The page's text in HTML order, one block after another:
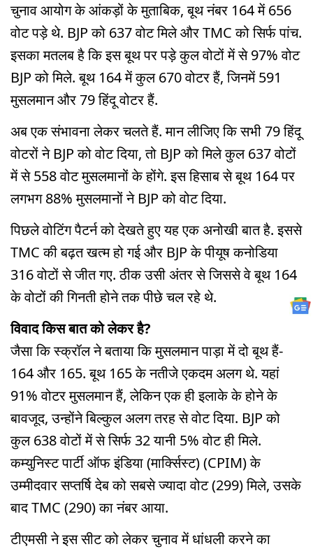
चुनाव आयोग के आंकड़ों के मुताबिक, बूथ नंबर 164 में 656
वोट पड़े थे. BJP को 637 वोट मिले और TMC को सिर्फ पांच.
इसका मतलब है कि इस बूथ पर पड़े कुल वोटों में से 97% वोट
BJP को मिले. बूथ 164 में कुल 670 वोटर हैं, जिनमें 591
मुसलमान और 79 हिंदू वोटर हैं.
अब एक संभावना लेकर चलते हैं. मान लीजिए कि सभी 79 हिंदू
वोटरों ने BJP को वोट दिया, तो BJP को मिले कुल 637 वोटों
में से 558 वोट मुसलमानों के होंगे. इस हिसाब से बूथ 164 पर
लगभग 88% मुसलमानों ने BJP को वोट दिया.
पिछले वोटिंग पैटर्न को देखते हुए यह एक अनोखी बात है. इससे
TMC की बढ़त खत्म हो गई और BJP के पीयूष कनोडिया
316 वोटों से जीत गए. ठीक उसी अंतर से जिससे वे बूथ 164
के वोटों की गिनती होने तक पीछे चल रहे थे.
विवाद किस बात को लेकर है?
जैसा कि स्क्रॉल ने बताया कि मुसलमान पाड़ा में दो बूथ हैं-
164 और 165. बूथ 165 के नतीजे एकदम अलग थे. यहां
91% वोटर मुसलमान हैं, लेकिन एक ही इलाके के होने के
बावजूद, उन्होंने बिल्कुल अलग तरह से वोट दिया. BJP को
कुल 638 वोटों में से सिर्फ 32 यानी 5% वोट ही मिले.
कम्युनिस्ट पार्टी ऑफ इंडिया (मार्क्सिस्ट) (CPIM) के
उम्मीदवार सप्तर्षि देब को सबसे ज्यादा वोट (299) मिले, उसके
बाद TMC (290) का नंबर आया.
टीएमसी ने इस सीट को लेकर चुनाव में धांधली करने का